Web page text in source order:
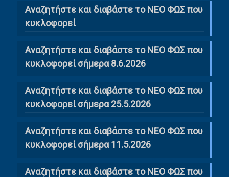
Αναζητήστε και διαβάστε το NΕΟ ΦΩΣ που
κυκλοφορεί
Αναζητήστε και διαβάστε το ΝΕΟ ΦΩΣ που
κυκλοφορεί σήμερα 8.6.2026
Αναζητήστε και διαβάστε το ΝΕΟ ΦΩΣ που
κυκλοφορεί σήμερα 25.5.2026
Αναζητήστε και διαβάστε το ΝΕΟ ΦΩΣ που
κυκλοφορεί σήμερα 11.5.2026
Αναζητήστε και διαβάστε το ΝΕΟ ΦΩΣ που